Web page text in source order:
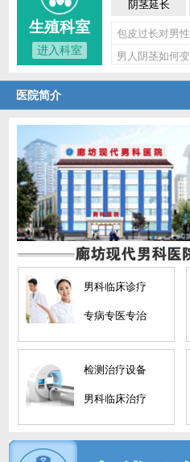
生殖科室
进入科室
阴茎延长
包皮过长对男
男人阴茎如何
医院简介
男科临床诊疗
专病专医专治
检测治疗设备
男科临床治疗